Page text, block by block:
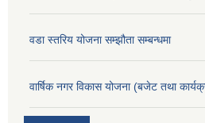
वडा स्तरिय योजना सम्झौता सम्बन्धमा
वार्षिक नगर विकास योजना (बजेट तथा